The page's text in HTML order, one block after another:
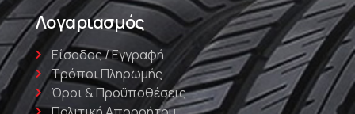
Λογαριασμός
Είσοδος / Εγγραφή
Τρόποι Πληρωμής
Όροι & Προϋποθέσεις